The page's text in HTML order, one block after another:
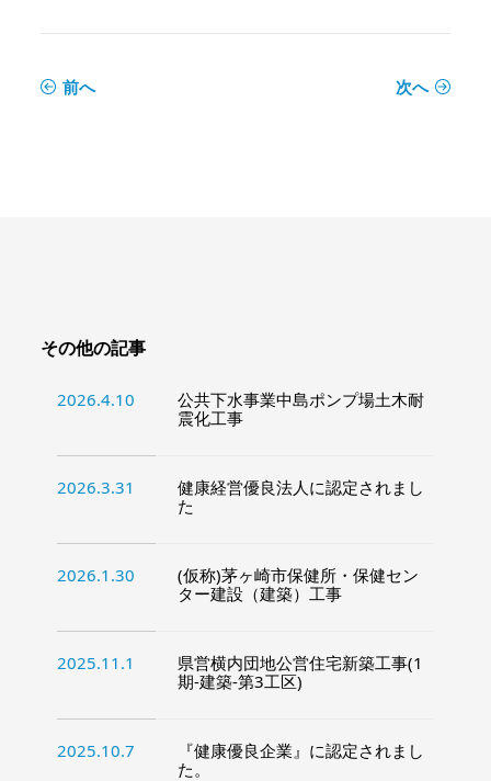
前へ 次へ
その他の記事
2026.4.10
公共下水事業中島ポンプ場土木耐
震化工事
2026.3.31
健康経営優良法人に認定されまし
た
2026.1.30
(仮称)茅ヶ崎市保健所・保健セン
ター建設（建築）工事
2025.11.1
県営横内団地公営住宅新築工事(1
期-建築-第3工区)
2025.10.7
『健康優良企業』に認定されまし
た。